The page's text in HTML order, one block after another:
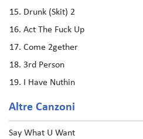
Drunk (Skit) 2
Act The Fuck Up
Come 2gether
3rd Person
I Have Nuthin
Altre Canzoni
Say What U Want